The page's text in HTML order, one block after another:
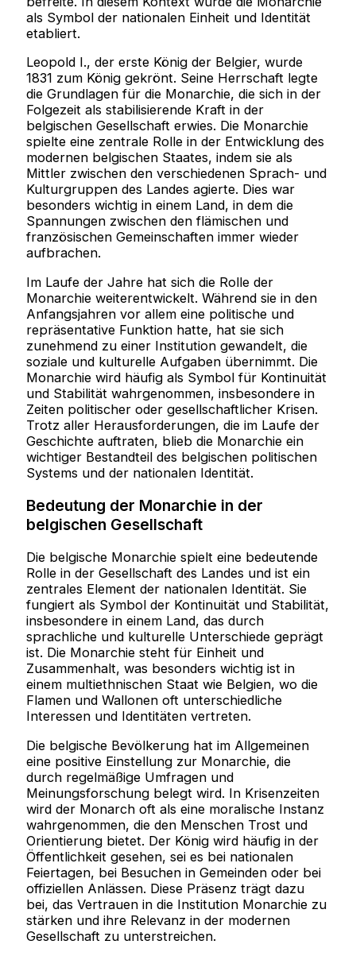
als Symbol der nationalen Einheit und Identität
etabliert.
Leopold I., der erste König der Belgier, wurde
1831 zum König gekrönt. Seine Herrschaft legte
die Grundlagen für die Monarchie, die sich in der
Folgezeit als stabilisierende Kraft in der
belgischen Gesellschaft erwies. Die Monarchie
spielte eine zentrale Rolle in der Entwicklung des
modernen belgischen Staates, indem sie als
Mittler zwischen den verschiedenen Sprach- und
Kulturgruppen des Landes agierte. Dies war
besonders wichtig in einem Land, in dem die
Spannungen zwischen den flämischen und
französischen Gemeinschaften immer wieder
aufbrachen.
Im Laufe der Jahre hat sich die Rolle der
Monarchie weiterentwickelt. Während sie in den
Anfangsjahren vor allem eine politische und
repräsentative Funktion hatte, hat sie sich
zunehmend zu einer Institution gewandelt, die
soziale und kulturelle Aufgaben übernimmt. Die
Monarchie wird häufig als Symbol für Kontinuität
und Stabilität wahrgenommen, insbesondere in
Zeiten politischer oder gesellschaftlicher Krisen.
Trotz aller Herausforderungen, die im Laufe der
Geschichte auftraten, blieb die Monarchie ein
wichtiger Bestandteil des belgischen politischen
Systems und der nationalen Identität.
Bedeutung der Monarchie in der
belgischen Gesellschaft
Die belgische Monarchie spielt eine bedeutende
Rolle in der Gesellschaft des Landes und ist ein
zentrales Element der nationalen Identität. Sie
fungiert als Symbol der Kontinuität und Stabilität,
insbesondere in einem Land, das durch
sprachliche und kulturelle Unterschiede geprägt
ist. Die Monarchie steht für Einheit und
Zusammenhalt, was besonders wichtig ist in
einem multiethnischen Staat wie Belgien, wo die
Flamen und Wallonen oft unterschiedliche
Interessen und Identitäten vertreten.
Die belgische Bevölkerung hat im Allgemeinen
eine positive Einstellung zur Monarchie, die
durch regelmäßige Umfragen und
Meinungsforschung belegt wird. In Krisenzeiten
wird der Monarch oft als eine moralische Instanz
wahrgenommen, die den Menschen Trost und
Orientierung bietet. Der König wird häufig in der
Öffentlichkeit gesehen, sei es bei nationalen
Feiertagen, bei Besuchen in Gemeinden oder bei
offiziellen Anlässen. Diese Präsenz trägt dazu
bei, das Vertrauen in die Institution Monarchie zu
stärken und ihre Relevanz in der modernen
Gesellschaft zu unterstreichen.